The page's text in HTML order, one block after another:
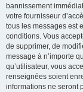
bannissement
votre fournisseur
tous les messages est
conditions. Vous
de supprimer, de
message à n’importe
qu’utilisateur, vous
renseignées soient
informations ne seront